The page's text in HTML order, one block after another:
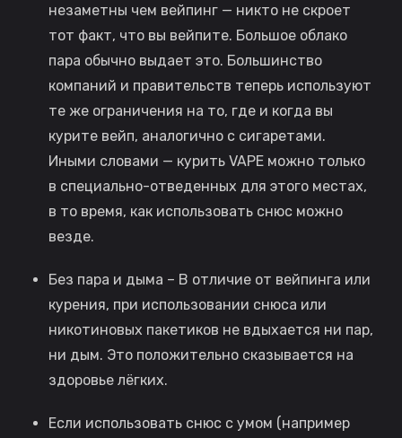
незаметны чем вейпинг — никто не скроет
тот факт, что вы вейпите. Большое облако
пара обычно выдает это. Большинство
компаний и правительств теперь используют
те же ограничения на то, где и когда вы
курите вейп, аналогично с сигаретами.
Иными словами — курить VAPE можно только
в специально-отведенных для этого местах,
в то время, как использовать снюс можно
везде.
Без пара и дыма – В отличие от вейпинга или
курения, при использовании снюса или
никотиновых пакетиков не вдыхается ни пар,
ни дым. Это положительно сказывается на
здоровье лёгких.
Если использовать снюс с умом (например